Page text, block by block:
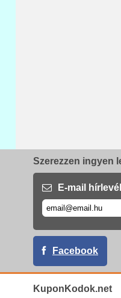
Szerezzen ingyen
E-mail hírlevél
Facebook
KuponKodok.net